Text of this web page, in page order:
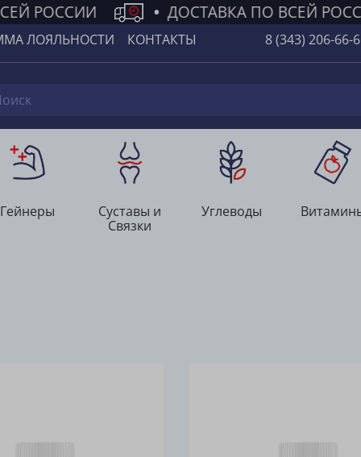
РОССИИ •ДОСТАВКА ПО ВСЕЙ
ЛОЯЛЬНОСТИ КОНТАКТЫ 8 (343) 206-66-
Гейнеры
Суставы и
Связки
Углеводы